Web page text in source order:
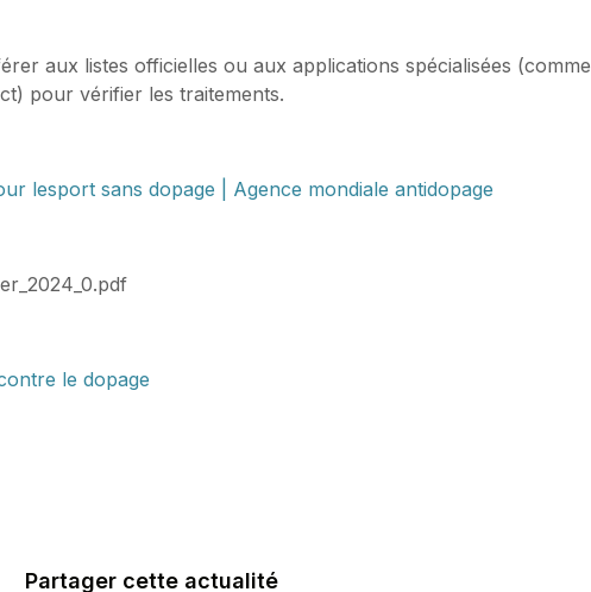
aux listes officielles ou aux applications spécialisées (comme
pour vérifier les traitements.
lesport sans dopage | Agence mondiale antidopage
le dopage
Partager cette actualité